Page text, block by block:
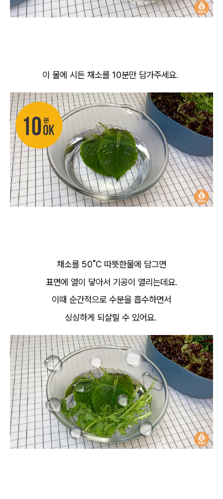
이 물에 시든 채소를 10분만 담가주세요.
채소를 50˚C 따뜻한물에 담그면
표면에 열이 닿아서 기공이 열리는데요.
이때 순간적으로 수분을 흡수하면서
싱싱하게 되살릴 수 있어요.